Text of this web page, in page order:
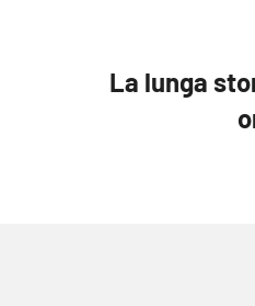
La lunga